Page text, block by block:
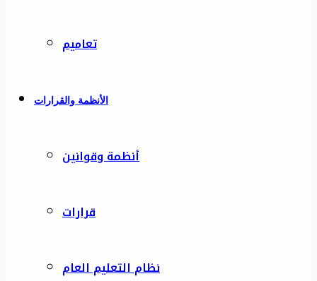
تعاميم
الأنظمة والقرارات
أنظمة وقوانين
قرارات
نظام التعليم العام